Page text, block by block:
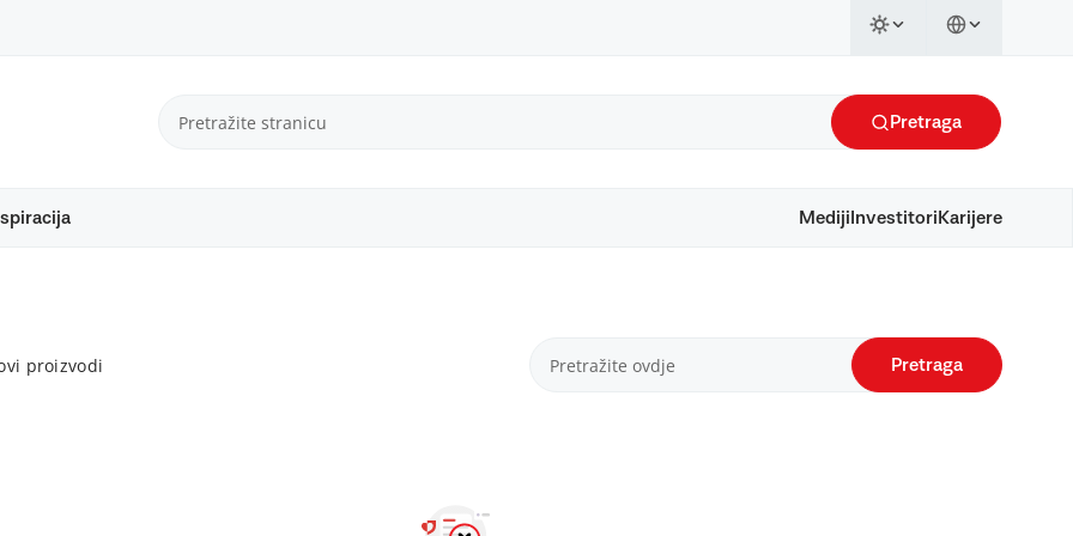
Pretraga
Mediji Investitori Karijere
proizvodi Pretraga